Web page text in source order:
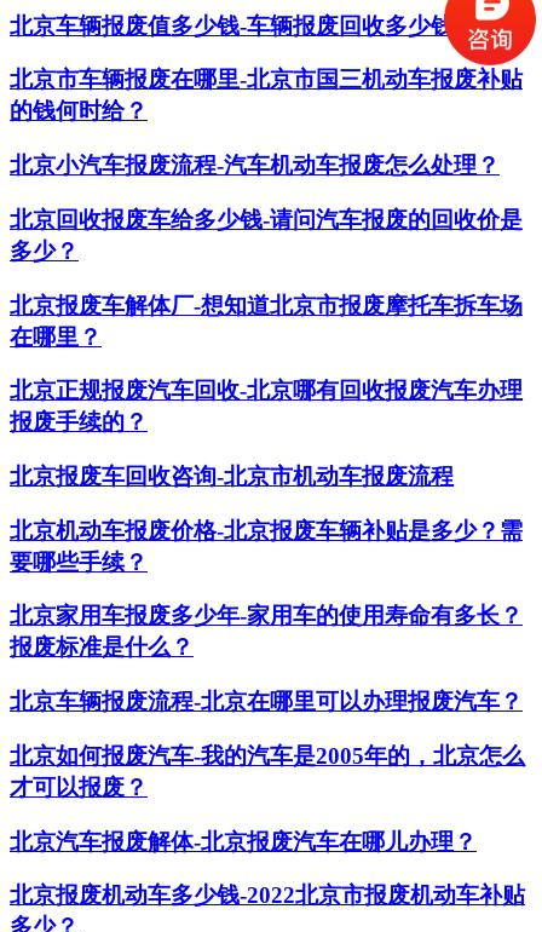
北京车辆报废值多少钱-车辆报废回收多少钱？
北京市车辆报废在哪里-北京市国三机动车报废补贴
的钱何时给？
北京小汽车报废流程-汽车机动车报废怎么处理？
北京回收报废车给多少钱-请问汽车报废的回收价是
多少？
北京报废车解体厂-想知道北京市报废摩托车拆车场
在哪里？
北京正规报废汽车回收-北京哪有回收报废汽车办理
报废手续的？
北京报废车回收咨询-北京市机动车报废流程
北京机动车报废价格-北京报废车辆补贴是多少？需
要哪些手续？
北京家用车报废多少年-家用车的使用寿命有多长？
报废标准是什么？
北京车辆报废流程-北京在哪里可以办理报废汽车？
北京如何报废汽车-我的汽车是2005年的，北京怎么
才可以报废？
北京汽车报废解体-北京报废汽车在哪儿办理？
北京报废机动车多少钱-2022北京市报废机动车补贴
多少？